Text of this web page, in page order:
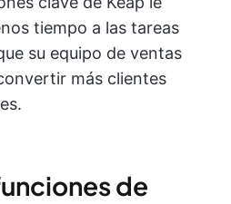
tiempo a las tareas
su equipo de ventas
más clientes
de